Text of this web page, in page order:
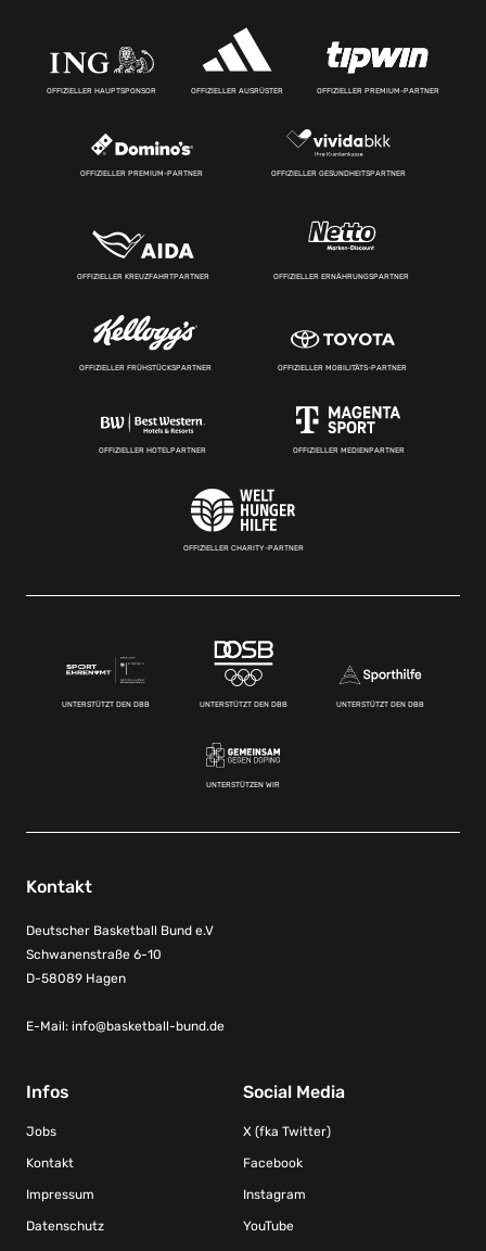
OFFIZIELLER HAUPTSPONSOR OFFIZIELLER AUSRÜSTER OFFIZIELLER PREMIUM-PARTNER
OFFIZIELLER PREMIUM-PARTNER OFFIZIELLER GESUNDHEITSPARTNER
OFFIZIELLER KREUZFAHRTPARTNER OFFIZIELLER ERNÄHRUNGSPARTNER
OFFIZIELLER FRÜHSTÜCKSPARTNER OFFIZIELLER MOBILITÄTS-PARTNER
OFFIZIELLER HOTELPARTNER OFFIZIELLER MEDIENPARTNER
OFFIZIELLER CHARITY-PARTNER
UNTERSTÜTZT DEN DBB UNTERSTÜTZT DEN DBB UNTERSTÜTZT DEN DBB
UNTERSTÜTZEN WIR
Kontakt
Deutscher Basketball Bund e.V
Schwanenstraße 6-10
D-58089 Hagen
E-Mail: info@basketball-bund.de
Infos
Jobs
Kontakt
Impressum
Datenschutz
Social Media
X (fka Twitter)
Facebook
Instagram
YouTube